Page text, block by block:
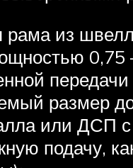
рама из
размер
или ДСП с
подачу,